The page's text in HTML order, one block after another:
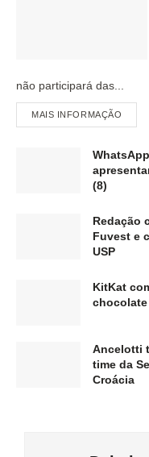
não participará das...
MAIS INFORMAÇÃO
(8)
Redação
Fuvest e
USP
KitKat
chocolate
Ancelotti
time da
Croácia